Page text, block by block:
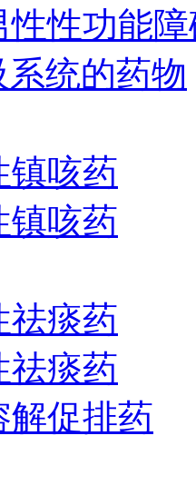
性性功能
统的药物
镇咳药
镇咳药
祛痰药
祛痰药
解促排药